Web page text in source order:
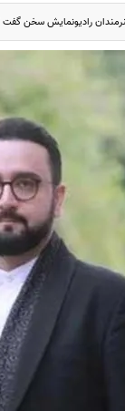
رادیونمایش سخن